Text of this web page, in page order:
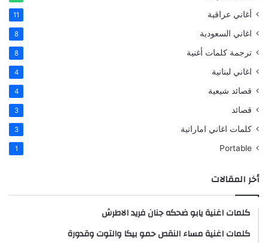
أغاني عراقية 11
اغاني السعودية 8
ترجمة كلمات أغنية 8
اغاني لبنانية 4
قصائد شيعية 4
قصائد 3
كلمات اغاني اماراتية 3
Portable
1
أخر المقالات
كلمات اغنية يابو ضحكه جنان فريد الاطرش
كلمات اغنية مساء النقص حمو بيكا والتوت وقدورة